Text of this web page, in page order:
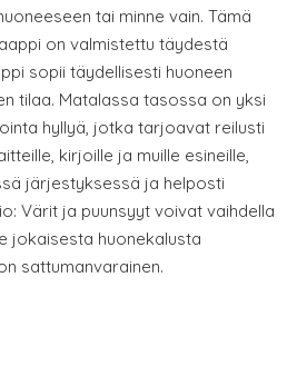
tai minne vain. Tämä
on valmistettu täydestä
sopii täydellisesti huoneen
tilaa. Matalassa tasossa on yksi
hyllyä, jotka tarjoavat reilusti
kirjoille ja muille esineille,
järjestyksessä ja helposti
Värit ja puunsyyt voivat vaihdella
jokaisesta huonekalusta
sattumanvarainen.